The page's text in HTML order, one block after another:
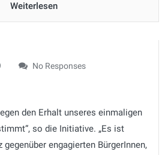
Weiterlesen
No Responses
den Erhalt unseres einmaligen
so die Initiative. „Es ist
gegenüber engagierten BürgerInnen,